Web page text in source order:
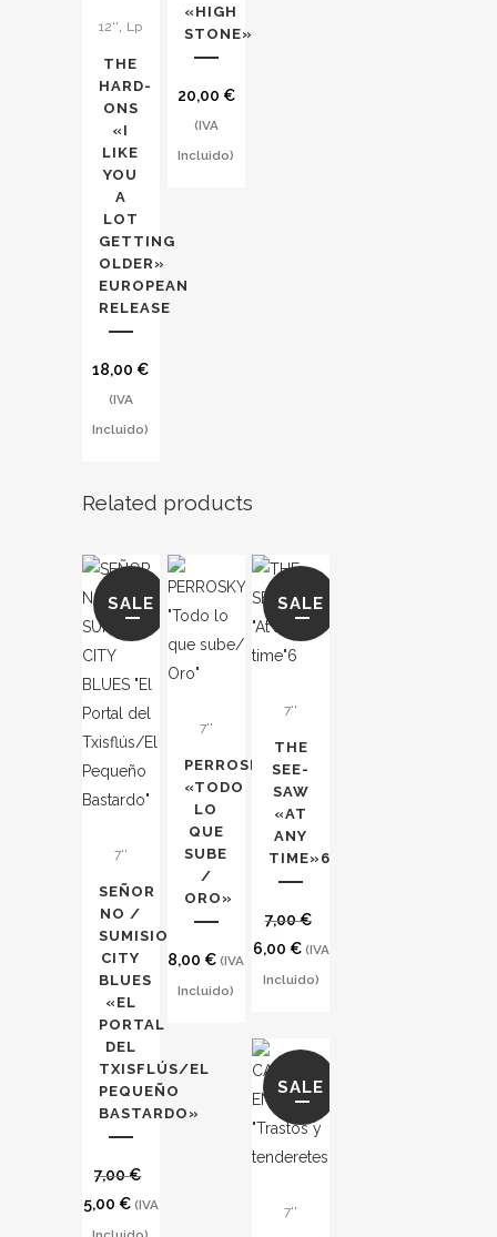
12'' Lp
THE
HARD-
ONS
«I
LIKE
YOU
A
LOT
GETTING
OLDER»
EUROPEAN
RELEASE
18,00 €
(IVA
Incluido)
«HIGH
STONE»
20,00 €
(IVA
Incluido)
Related products
SALE
7''
SEÑOR
NO /
SUMISION
CITY
BLUES
«EL
PORTAL
DEL
TXISFLÚS/EL
PEQUEÑO
BASTARDO»
7,00€
El
precio
5,00 €El
precio
(IVA
7''
PERROSKY
«TODO
LO
QUE
SUBE​
/​
ORO»
8,00 € (IVA
Incluido)
SALE
7''
THE
SEE​-​
SAW
«AT
ANY
TIME»6
7,00€
El
precio
7,00 €.
6,00 €El
precio
6,00 €.
(IVA
Incluido)
SALE
7''